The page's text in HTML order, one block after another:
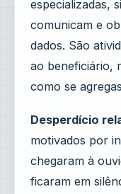
especializadas,
comunicam e
dados. São
ao beneficiário,
como se
Desperdício
motivados por
chegaram à
ficaram em